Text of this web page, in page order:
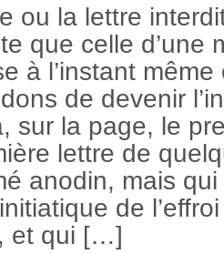
ou la lettre
que celle d’une
à l’instant
de devenir
sur la page, le
lettre de
anodin, mais
de
et qui […]